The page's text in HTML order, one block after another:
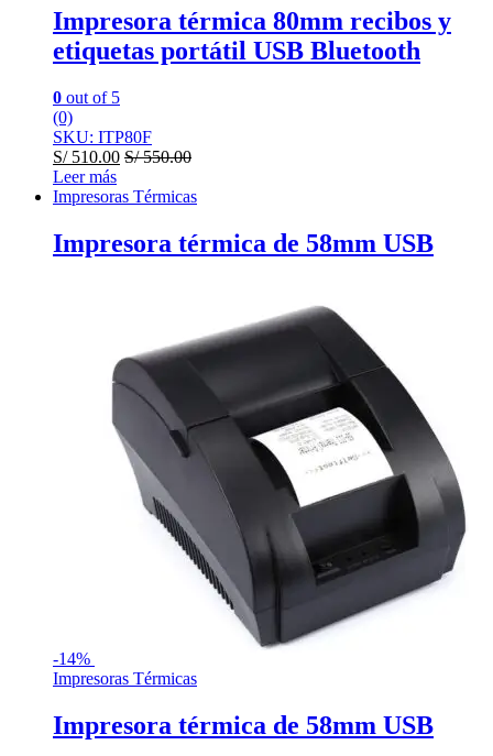
Impresora térmica 80mm recibos y
etiquetas portátil USB Bluetooth
0 out of 5
(0)
SKU: ITP80F
S/510.00 S/550.00
Leer más
Impresoras Térmicas
Impresora térmica de 58mm USB
-14%
Impresoras Térmicas
Impresora térmica de 58mm USB